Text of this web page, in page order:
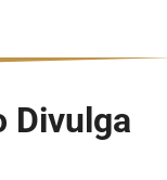
Divulga